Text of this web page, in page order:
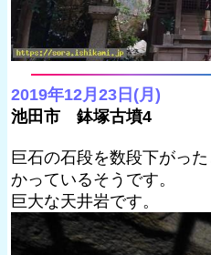
2019年12月23日(月)
池田市 鉢塚古墳4
巨石の石段を数段下がっ
かっているそうです。
巨大な天井岩です。